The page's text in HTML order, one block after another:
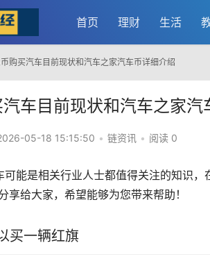
首页 理财 生活
购买汽车目前现状和汽车之家汽车币详细介绍
车目前现状和汽车之家汽
05-18 15:15:50 • 链资讯 • 阅读 0
可能是相关行业人士都值得关注的知识，
享给大家，希望能够为您带来帮助！
买一辆红旗